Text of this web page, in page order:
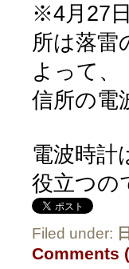
※4月27
所は落雷
よって、
信所の電
電波時計
役立つの
Filed under:
Comments